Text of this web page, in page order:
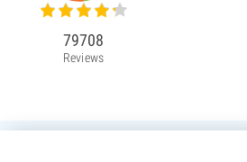
79708
Reviews